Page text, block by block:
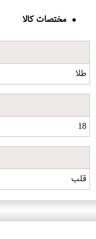
مختصات کالا
طلا
18
قلب